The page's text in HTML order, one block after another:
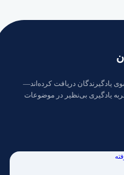
یادگیرندگان دریافت کرده‌اند—
یادگیری بی‌نظیر در موضوعات